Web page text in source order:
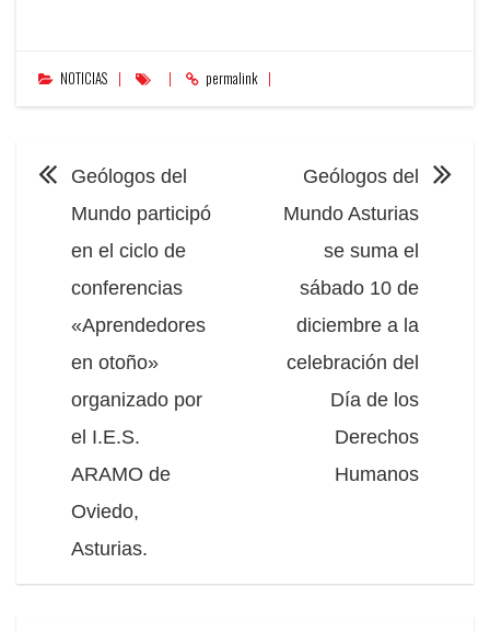
NOTICIAS permalink
NAVEGACIÓN
Geólogos del
Mundo participó
en el ciclo de
conferencias
«Aprendedores
en otoño»
organizado por
el I.E.S.
ARAMO de
Oviedo,
Asturias.
Geólogos del
Mundo Asturias
se suma el
sábado 10 de
diciembre a la
celebración del
Día de los
Derechos
Humanos